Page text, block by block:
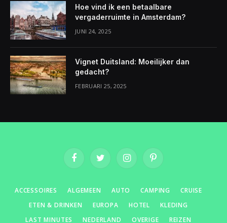
Hoe vind ik een betaalbare
vergaderruimte in Amsterdam?
JUNI 24, 2025
Vignet Duitsland: Moeilijker dan
gedacht?
FEBRUARI 25, 2025
FacebookTwitter InstagramPinterest
ACCESSOIRES ALGEMEEN AUTO CAMPING
CRUISE
ETEN & DRINKEN
EUROPA HOTEL
KLEDING
LAST MINUTES
NEDERLAND OVERIGE REIZEN